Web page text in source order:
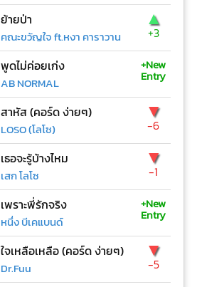
ย้ายป่า
คณะขวัญใจ ft.หงา คาราวาน
▲
+3
พูดไม่ค่อยเก่ง
AB NORMAL
+New
Entry
สาหัส (คอร์ด ง่ายๆ)
LOSO (โลโซ)
▼
-6
เธอจะรู้บ้างไหม
เสก โลโซ
▼
-1
เพราะพี่รักจริง
หนึ่ง บีเคแบนด์
+New
Entry
ใจเหลือเหลือ (คอร์ด ง่ายๆ)
Dr.Fuu
▼
-5